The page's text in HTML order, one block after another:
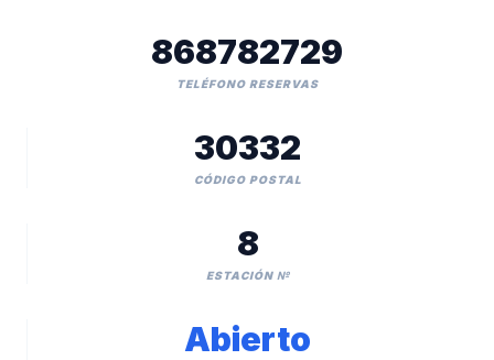
868782729
TELÉFONO RESERVAS
30332
CÓDIGO POSTAL
8
ESTACIÓN №
Abierto